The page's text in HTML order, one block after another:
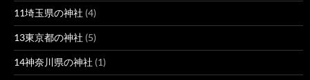
11埼玉県の神社 (4)
13東京都の神社 (5)
14神奈川県の神社 (1)